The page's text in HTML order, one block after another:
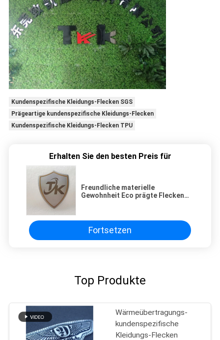
Kundenspezifische Kleidungs-Flecken SGS
Prägeartige kundenspezifische Kleidungs-Flecken
Kundenspezifische Kleidungs-Flecken TPU
Erhalten Sie den besten Preis für
Freundliche materielle
Gewohnheit Eco prägte Flecken
Fortsetzen
Top Produkte
Wärmeübertragungs-
kundenspezifische
Kleidungs-Flecken